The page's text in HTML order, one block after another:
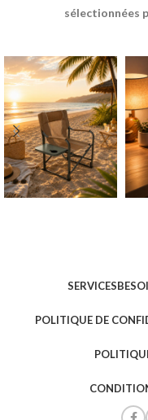
sélectionnées
SERVICES
POLITIQUE DE